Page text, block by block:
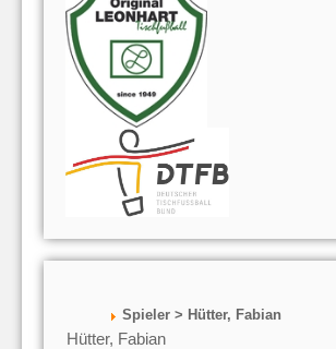
Spieler > Hütter, Fabian
Hütter, Fabian